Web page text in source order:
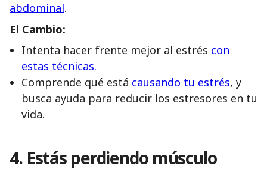
abdominal.
El Cambio:
Intenta hacer frente mejor al estrés con
estas técnicas.
Comprende qué está causando tu estrés, y
busca ayuda para reducir los estresores en tu
vida.
4. Estás perdiendo músculo